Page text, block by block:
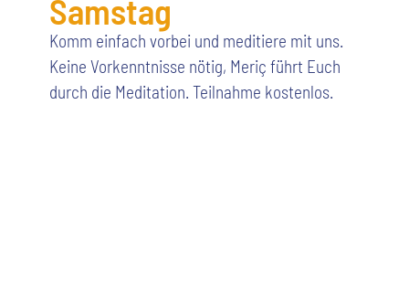
Samstag
Komm einfach vorbei und meditiere mit uns.
Keine Vorkenntnisse nötig, Meriç führt Euch
durch die Meditation. Teilnahme kostenlos.